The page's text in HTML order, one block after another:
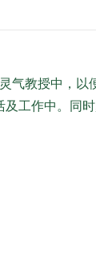
教授中，
工作中。同